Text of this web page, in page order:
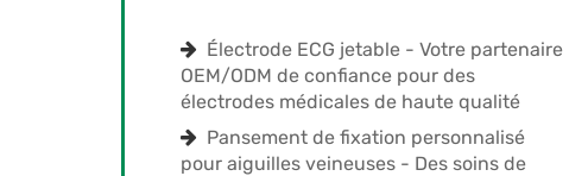
Électrode ECG jetable - Votre partenaire
OEM/ODM de confiance pour des
électrodes médicales de haute qualité
Pansement de fixation personnalisé
pour aiguilles veineuses - Des soins de